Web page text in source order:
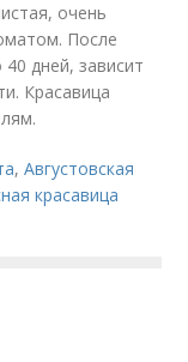
очень
После
дней, зависит
Красавица
,Августовская
красавица